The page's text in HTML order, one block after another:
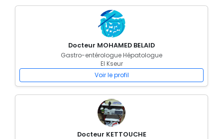
Docteur MOHAMED BELAID
Gastro-entérologue Hépatologue
El Kseur
Voir le profil
Docteur KETTOUCHE